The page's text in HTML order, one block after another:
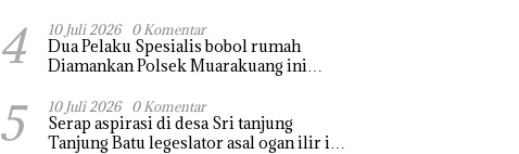
Pembangunan Sejumlah Aspirasi di
sampaikan warga
4 10 Juli 2026 0 Komentar
Dua Pelaku Spesialis bobol rumah
Diamankan Polsek Muarakuang ini
5 10 Juli 2026 0 Komentar
Serap aspirasi di desa Sri tanjung
Tanjung Batu legeslator asal ogan ilir ini